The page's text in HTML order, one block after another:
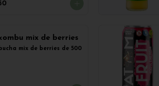
mix de berries
mix de berries de 500